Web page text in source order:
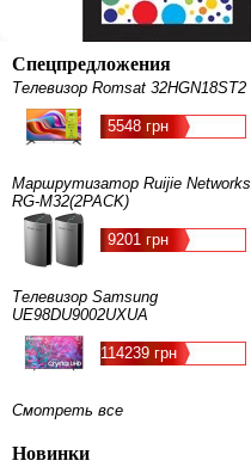
Спецпредложения
Телевизор Romsat 32HGN18ST2
5548 грн
Маршрутизатор Ruijie Networks
RG-M32(2PACK)
9201 грн
Телевизор Samsung
UE98DU9002UXUA
114239 грн
Смотреть все
Новинки